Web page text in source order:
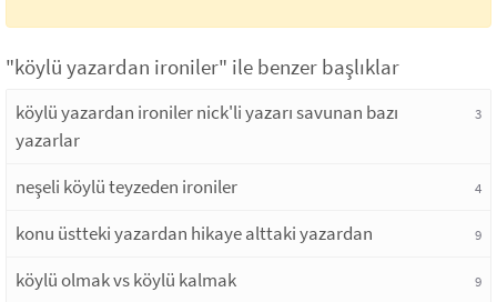
"köylü yazardan ironiler" ile benzer başlıklar
köylü yazardan ironiler nick'li yazarı savunan bazı
yazarlar
3
neşeli köylü teyzeden ironiler 4
konu üstteki yazardan hikaye alttaki yazardan 9
köylü olmak vs köylü kalmak 9